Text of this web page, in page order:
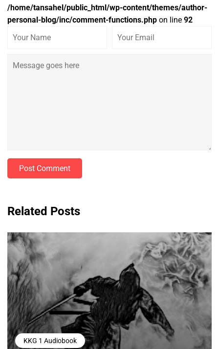
/home/tansahel/public_html/wp-content/themes/author-
personal-blog/inc/comment-functions.php on line 92
Post Comment
Related Posts
KKG 1 Audiobook